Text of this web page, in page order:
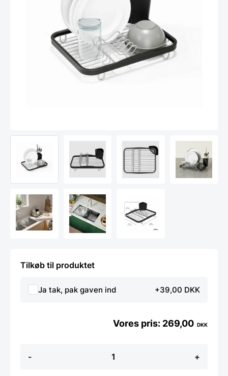
Tilkøb til produktet
Ja tak, pak gaven ind +39,00 DKK
-
opvaskestativ,
+
269,00 DKK